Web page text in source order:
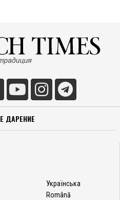
ДАРЕНИЕ
Українська
Română